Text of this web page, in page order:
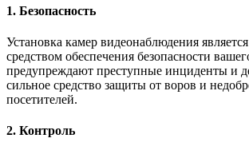
1. Безопасность
Установка камер видеонаблюдения
средством обеспечения безопасности
предупреждают преступные инциденты и
сильное средство защиты от воров и
посетителей.
2. Контроль